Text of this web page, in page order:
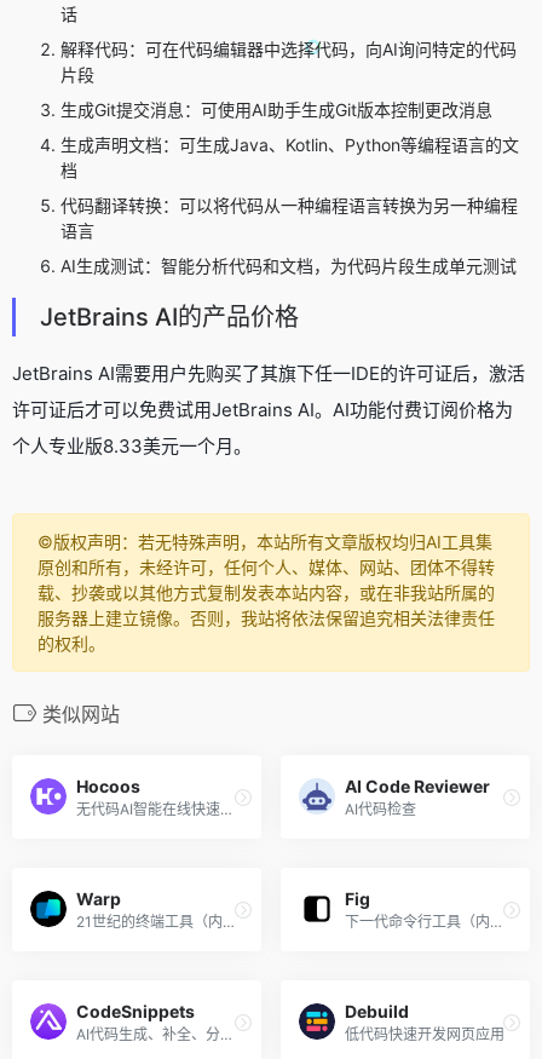
话
解释代码：可在代码编辑器中选择代码，向AI询问特定的代码
片段
生成Git提交消息：可使用AI助手生成Git版本控制更改消息
生成声明文档：可生成Java、Kotlin、Python等编程语言的文
档
代码翻译转换：可以将代码从一种编程语言转换为另一种编程
语言
AI生成测试：智能分析代码和文档，为代码片段生成单元测试
JetBrains AI的产品价格
JetBrains AI需要用户先购买了其旗下任一IDE的许可证后，激活
许可证后才可以免费试用JetBrains AI。AI功能付费订阅价格为
个人专业版8.33美元一个月。
©️版权声明：若无特殊声明，本站所有文章版权均归AI工具集
原创和所有，未经许可，任何个人、媒体、网站、团体不得转
载、抄袭或以其他方式复制发表本站内容，或在非我站所属的
服务器上建立镜像。否则，我站将依法保留追究相关法律责任
的权利。
类似网站
Hocoos
无代码AI智能在线快速创建网站
AI Code Reviewer
AI代码检查
Warp
21世纪的终端工具（内置AI命令搜索）
Fig
下一代命令行工具（内置AI终端命令自动补全）
CodeSnippets
AI代码生成、补全、分析、重构和调试
Debuild
低代码快速开发网页应用